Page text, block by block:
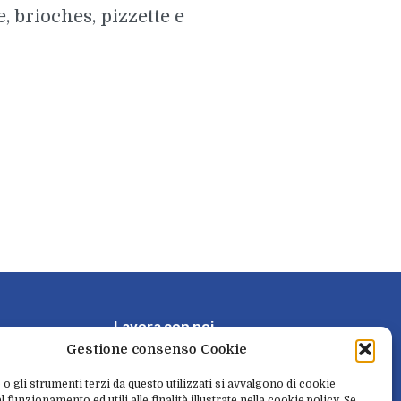
Gestione consenso Cookie
o gli strumenti terzi da questo utilizzati si avvalgono di cookie
brioches, pizzette e
Lavoraconnoi
Pr enotaeritira